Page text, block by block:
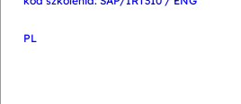
PL